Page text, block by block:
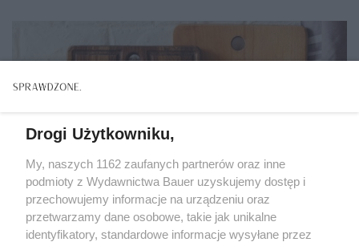
Drogi Użytkowniku,
My, naszych 1162 zaufanych partnerów oraz inne
podmioty z Wydawnictwa Bauer uzyskujemy dostęp i
przechowujemy informacje na urządzeniu oraz
przetwarzamy dane osobowe, takie jak unikalne
identyfikatory, standardowe informacje wysyłane przez